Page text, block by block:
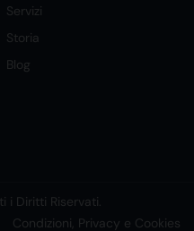
Servizi
Storia
Blog
i Diritti Riservati.
Condizioni, Privacy e Cookies